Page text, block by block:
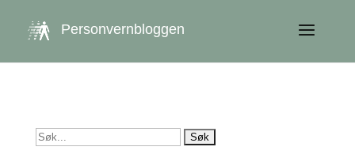
Personvernbloggen
Søk